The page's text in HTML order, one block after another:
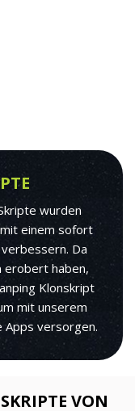
wurden
einem sofort
Da
erobert haben,
Klonskript
mit unserem
Apps versorgen.
VON